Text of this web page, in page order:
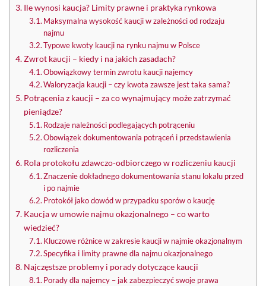
Ile wynosi kaucja? Limity prawne i praktyka rynkowa
Maksymalna wysokość kaucji w zależności od rodzaju
najmu
Typowe kwoty kaucji na rynku najmu w Polsce
Zwrot kaucji – kiedy i na jakich zasadach?
Obowiązkowy termin zwrotu kaucji najemcy
Waloryzacja kaucji – czy kwota zawsze jest taka sama?
Potrącenia z kaucji – za co wynajmujący może zatrzymać
pieniądze?
Rodzaje należności podlegających potrąceniu
Obowiązek dokumentowania potrąceń i przedstawienia
rozliczenia
Rola protokołu zdawczo-odbiorczego w rozliczeniu kaucji
Znaczenie dokładnego dokumentowania stanu lokalu przed
i po najmie
Protokół jako dowód w przypadku sporów o kaucję
Kaucja w umowie najmu okazjonalnego – co warto
wiedzieć?
Kluczowe różnice w zakresie kaucji w najmie okazjonalnym
Specyfika i limity prawne dla najmu okazjonalnego
Najczęstsze problemy i porady dotyczące kaucji
Porady dla najemcy – jak zabezpieczyć swoje prawa